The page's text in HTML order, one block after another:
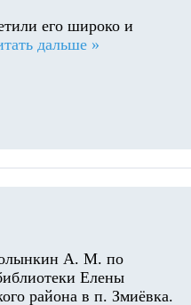
его широко и
дальше »
А. М. по
Елены
района в п. Змиёвка.